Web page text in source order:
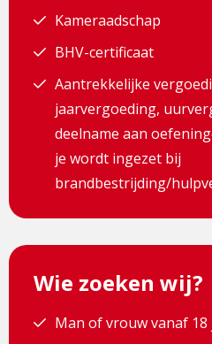
Kameraadschap
BHV-certificaat
Aantrekkelijke
jaarvergoeding,
deelname aan
je wordt ingezet bij
brandbestrijding/
Wie zoeken wij?
Man of vrouw vanaf 18